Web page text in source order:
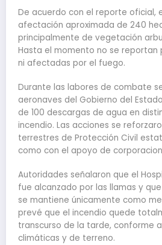
De acuerdo con el reporte oficial,
afectación aproximada de 240
principalmente de vegetación
Hasta el momento no se reportan
ni afectadas por el fuego.
Durante las labores de combate
aeronaves del Gobierno del
de 100 descargas de agua en
incendio. Las acciones se
terrestres de Protección Civil
como con el apoyo de
Autoridades señalaron que el
fue alcanzado por las llamas y
se mantiene únicamente como
prevé que el incendio quede
transcurso de la tarde, conforme
climáticas y de terreno.